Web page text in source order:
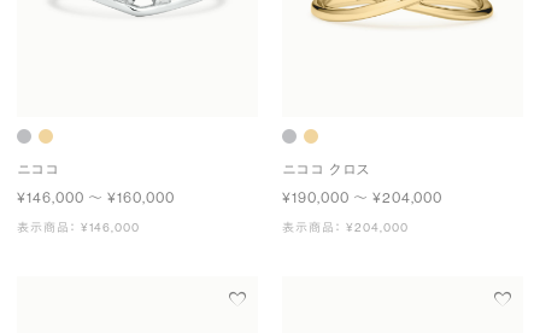
ニココ
¥146,000 〜 ¥160,000
表示商品： ¥146,000
ニココ クロス
¥190,000 〜 ¥204,000
表示商品： ¥204,000